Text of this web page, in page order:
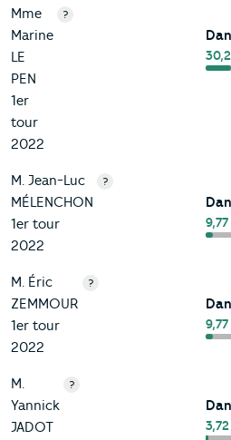
Mme
Marine
LE
PEN
1er
tour
2022
?
M. Jean-Luc
MÉLENCHON
1er tour
2022
?
9,77
M. Éric
ZEMMOUR
1er tour
2022
?
9,77
M.
Yannick
JADOT
?